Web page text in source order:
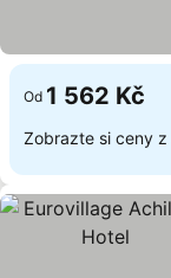
Od 1 562 Kč
Zobrazte si ceny z